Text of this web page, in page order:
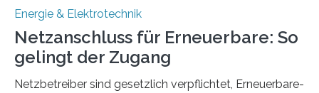
Energie & Elektrotechnik
Netzanschluss für Erneuerbare: So
gelingt der Zugang
Netzbetreiber sind gesetzlich verpflichtet, Erneuerbare-